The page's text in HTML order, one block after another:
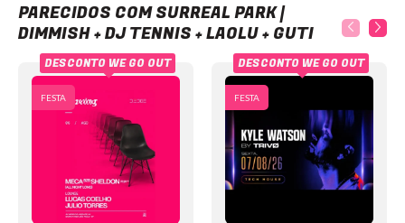
PARECIDOS COM SURREAL PARK |
DIMMISH + DJ TENNIS + LAOLU + GUTI
FESTA
DESCONTO WE GO OUT
FESTA
DESCONTO WE GO OUT